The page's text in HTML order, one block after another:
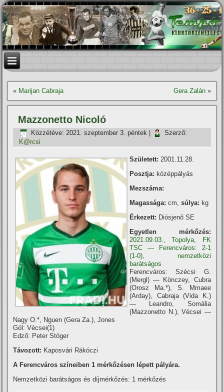
« Marijan Cabraja Gera Zalán»
Mazzonetto Nicoló
Közzétéve: 2021. szeptember 3. péntek
Szerző:
K@rcsi
Született: 2001.11.28.
Posztja: középpályás
Mezszáma:
Magassága: cm,súlya: kg
Érkezett: Diósjenő SE
Egyetlen mérkőzés:
2021.09.03., Topolya, FK
TSC — Ferencváros: 2-1
(1-0), nemzetközi
barátságos
Ferencváros: Szécsi G.
(Mergl) — Könczey, Cubra
(Orosz Ma.*), S. Mmaee
(Arday), Cabraja (Vida K.)
— Leandro, Somália
(Mazzonetto N.), Vécsei —
Nagy O.*, Nguen (Gera Za.), Jones
Gól: Vécsei(1)
Edző: Peter Stöger
Távozott: Kaposvári Rákóczi
A Ferencváros szí­neiben 1 mérkőzésen lépett pályára.
Nemzetközi barátságos és dí­jmérkőzés: 1 mérkőzés